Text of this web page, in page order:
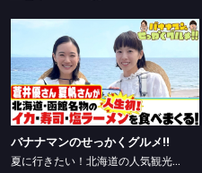
バナナマンのせっかくグルメ!!
夏に行きたい！北海道の人気観光地で食べまくりSP
バナナマンのせっかくグルメ!!
夏に行きたい！北海道の人気観光地で食べまくりSP